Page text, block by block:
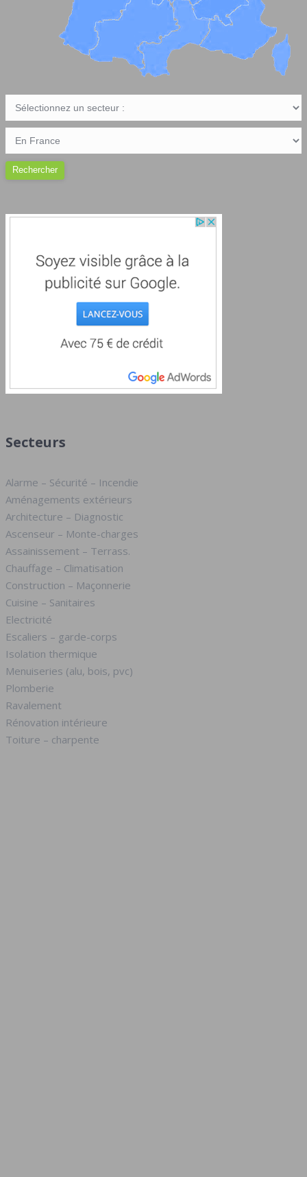
Secteurs
Alarme – Sécurité – Incendie
Aménagements extérieurs
Architecture – Diagnostic
Ascenseur – Monte-charges
Assainissement – Terrass.
Chauffage – Climatisation
Construction – Maçonnerie
Cuisine – Sanitaires
Electricité
Escaliers – garde-corps
Isolation thermique
Menuiseries (alu, bois, pvc)
Plomberie
Ravalement
Rénovation intérieure
Toiture – charpente